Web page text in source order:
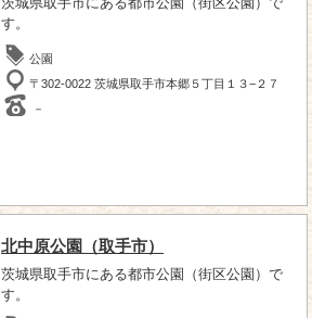
す。
公園
〒302-0022 茨城県取手市本郷５丁目１３−２７
－
北中原公園（取手市）
茨城県取手市にある都市公園（街区公園）で
す。